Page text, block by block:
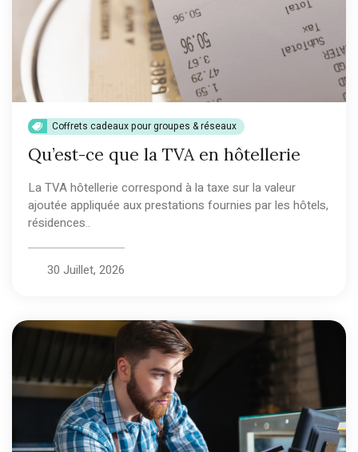
Coffrets cadeaux pour groupes & réseaux
Qu’est-ce que la TVA en hôtellerie
La TVA hôtellerie correspond à la taxe sur la valeur
ajoutée appliquée aux prestations fournies par les hôtels,
résidences..
30 Juillet, 2026